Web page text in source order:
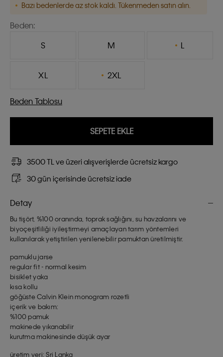
Bazı bedenlerde az stok kaldı. Tükenmeden satın alın.
Beden:
S
M L
XL 2XL
Beden Tablosu
SEPETE EKLE
3500 TL ve üzeri alışverişlerde ücretsiz kargo
30 gün içerisinde ücretsiz iade
Detay
Bu tişört, %100 oranında, toprak sağlığını, su havzalarını ve
biyoçeşitliliği iyileştirmeyi amaçlayan tarım yöntemleri
kullanılarak yetiştirilen yenilenebilir pamuktan üretilmiştir.
pamuklu jarse
regular fit - normal kesim
bisiklet yaka
kısa kollu
göğüste Calvin Klein monogram rozetli
içerik ve bakım:
%100 pamuk
makinede yıkanabilir
kurutma makinesinde düşük ayar
üretim yeri: Sri Lanka